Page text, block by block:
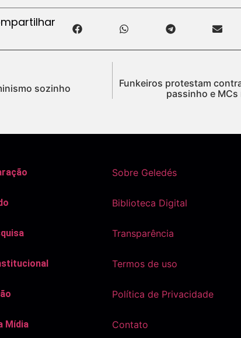
sozinho
Funkeiros protestam
passinho e
Mídia
Sobre Geledés
Biblioteca Digital
Transparência
Termos de uso
Política de Privacidade
Contato